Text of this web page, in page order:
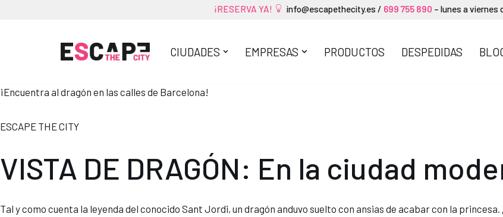
¡RESERVA YA! info@escapethecity.es / 699 755 890 – lunes a viernes
CIUDADES EMPRESAS PRODUCTOS DESPEDIDAS
¡Encuentra al dragón en las calles de Barcelona!
ESCAPE THE CITY
VISTA DE DRAGÓN: En la ciudad
Tal y como cuenta la leyenda del conocido Sant Jordi, un dragón anduvo suelto con ansias de acabar con la